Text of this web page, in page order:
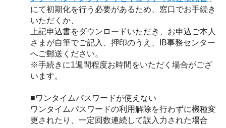
にて初期化を行う必要があるため、窓口でお手続き
いただくか、
上記申込書をダウンロードいただき、お申込ご本人
さまが自筆でご記入、押印のうえ、IB事務センター
へご郵送ください。
※手続きに1週間程度お時間をいただく場合がござ
います。
■ワンタイムパスワードが使えない
ワンタイムパスワードの利用解除を行わずに機種変
更されたり、一定回数連続して誤入力された場合